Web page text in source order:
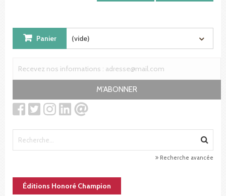
Panier (vide)
M'ABONNER
Recherche avancée
Éditions Honoré Champion